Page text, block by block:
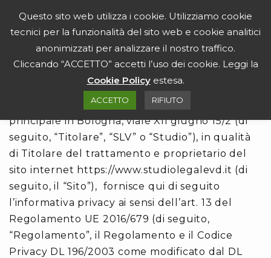
PRIVACY POLICY
Informativa Privacy
SLV – Studio Legale Ventura, con sede
principale in Bologna, viale XII giugno 15/2 (di
seguito, “Titolare”, “SLV” o “Studio”), in qualità
di Titolare del trattamento e proprietario del
sito internet https://www.studiolegalevd.it (di
seguito, il “Sito”), fornisce qui di seguito
l’informativa privacy ai sensi dell’art. 13 del
Regolamento UE 2016/679 (di seguito,
“Regolamento”, il Regolamento e il Codice
Privacy DL 196/2003 come modificato dal DL
Questo sito web utilizza i cookie. Utilizziamo cookie
tecnici per la funzionalità del sito web e cookie analitici
anonimizzati per analizzare il nostro traffico.
Cliccando “ACCETTO” accetti l’uso dei cookie. Leggi la
Cookie Policyestesa.
ACCETTO RIFIUTO